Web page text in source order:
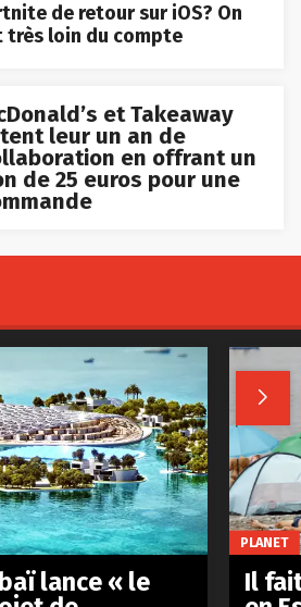
de retour sur iOS? On
très loin du compte
et Takeaway
leur un an de
en offrant un
de 25 euros pour une

lance « le
PLANET
Il